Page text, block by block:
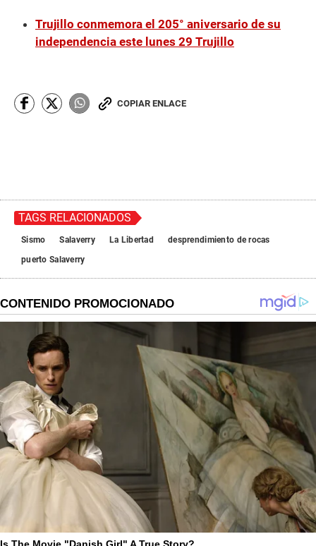
Trujillo conmemora el 205° aniversario de su
independencia este lunes 29 Trujillo
COPIAR ENLACE
TAGS RELACIONADOS
Sismo Salaverry La Libertad
desprendimiento de rocas
puerto Salaverry